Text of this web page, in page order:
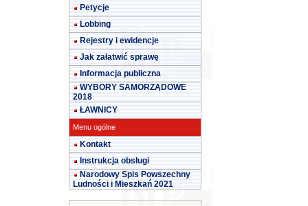
Petycje
Lobbing
Rejestry i ewidencje
Jak załatwić sprawę
Informacja publiczna
WYBORY SAMORZĄDOWE
2018
ŁAWNICY
Menu ogólne
Kontakt
Instrukcja obsługi
Narodowy Spis Powszechny
Ludności i Mieszkań 2021